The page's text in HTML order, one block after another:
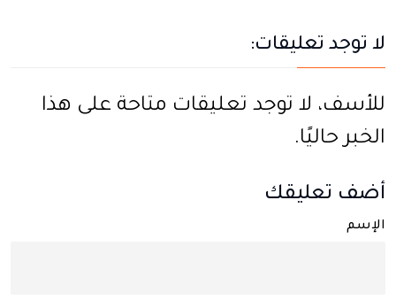
لا توجد تعليقات:
للأسف، لا توجد تعليقات متاحة على هذا
الخبر حاليًا.
أضف تعليقك
الإسم